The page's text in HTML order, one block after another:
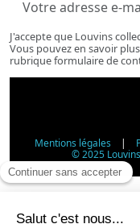
J'accepte que Louvins
Vous pouvez en savoir
rubrique formulaire de
Mentions légales |
© 2025 Louvins
Vérification